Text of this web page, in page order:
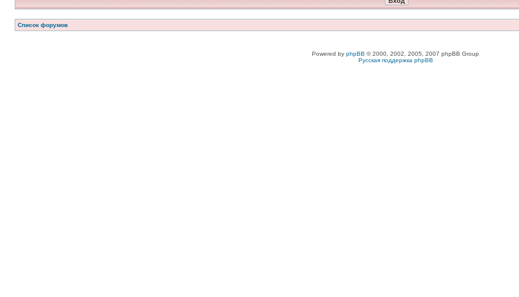
Список форумов
Powered by phpBB © 2000, 2002, 2005, 2007 phpBB Group
Русская поддержка phpBB